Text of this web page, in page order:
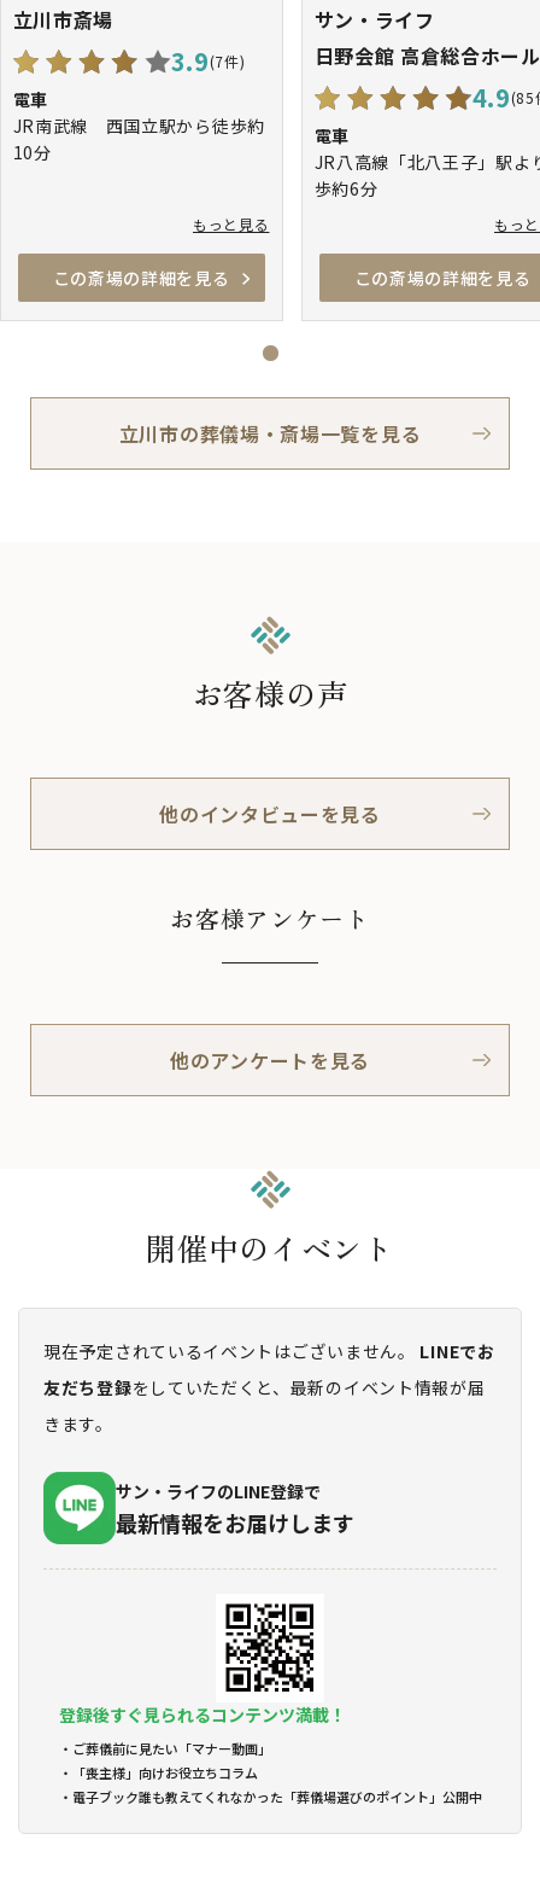
立川市斎場
3.9(7件)
電車
JR南武線 西国立駅から徒歩約
10分
口」行き、「立川病院前」で下
車、徒歩約7分
もっと見る
この斎場の詳細を見る
サン・ライフ
日野会館 高倉総合ホール
4.9(85
電車
JR八高線「北八王子」駅よ
歩約6分
JR中央線「日野」駅よりバ
倉町」下車徒歩約5分
JR中央線「日野」駅よりタ
ーで約10分
もっ
この斎場の詳細を見る
立川市の葬儀場・斎場一覧を見る
お客様の声
他のインタビューを見る
お客様アンケート
他のアンケートを見る
開催中のイベント
現在予定されているイベントはございません。
LINEでお
友だち登録をしていただくと、最新のイベント情報が届
きます。
サン・ライフのLINE登録で
最新情報をお届けします
登録後すぐ見られるコンテンツ満載！
ご葬儀前に見たい「マナー動画」
「喪主様」向けお役立ちコラム
電子ブック誰も教えてくれなかった「葬儀場選びのポイント」公開中